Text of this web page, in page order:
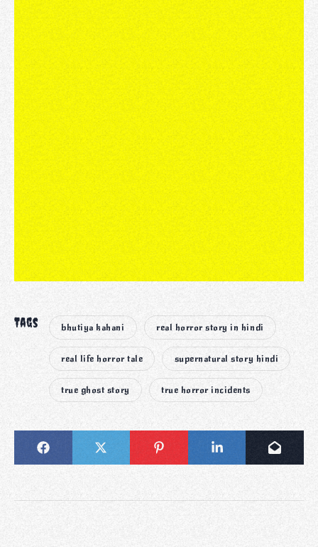
Tags bhutiya kahani real horror story in hindi
real life horror tale supernatural story hindi
true ghost story true horror incidents